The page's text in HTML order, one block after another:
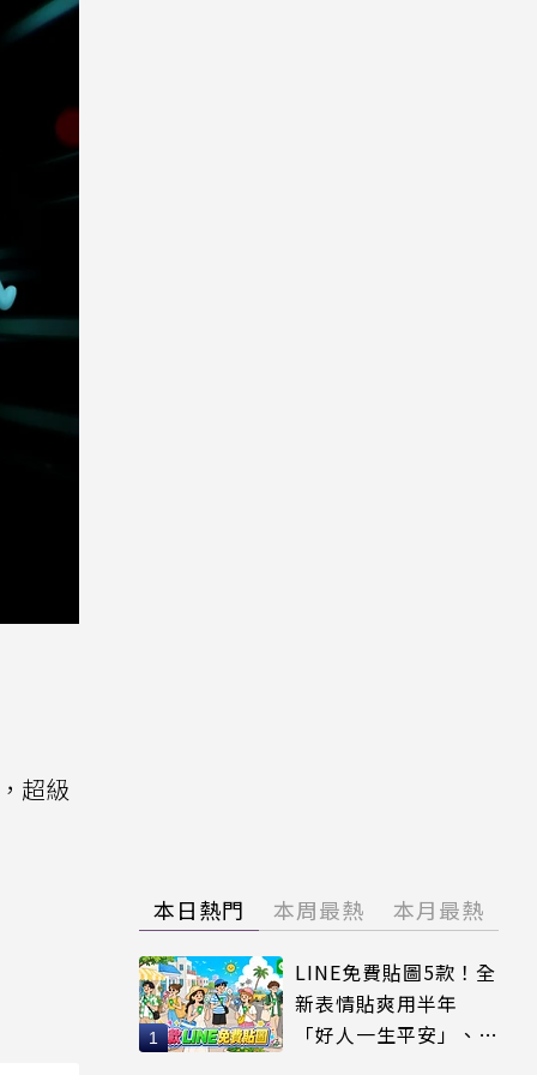
超級
本日熱門 本周最熱 本月最熱
LINE免費貼圖5款！全
新表情貼爽用半年
「好人一生平安」、